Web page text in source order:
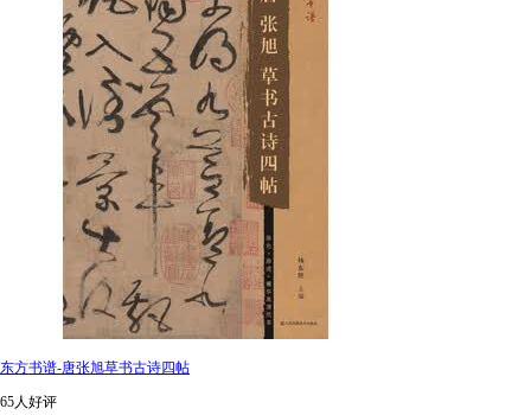
东方书谱-唐张旭草书古诗四帖
65人好评